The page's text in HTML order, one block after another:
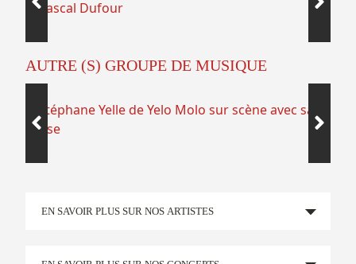
AUTRE (S) GROUPE DE MUSIQUE
EN SAVOIR PLUS SUR NOS ARTISTES